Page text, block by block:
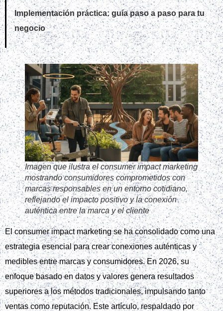
Implementación práctica: guía paso a paso para tu
negocio
Imagen que ilustra el consumer impact marketing
mostrando consumidores comprometidos con
marcas responsables en un entorno cotidiano,
reflejando el impacto positivo y la conexión
auténtica entre la marca y el cliente
El consumer impact marketing se ha consolidado como una
estrategia esencial para crear conexiones auténticas y
medibles entre marcas y consumidores. En 2026, su
enfoque basado en datos y valores genera resultados
superiores a los métodos tradicionales, impulsando tanto
ventas como reputación. Este artículo, respaldado por